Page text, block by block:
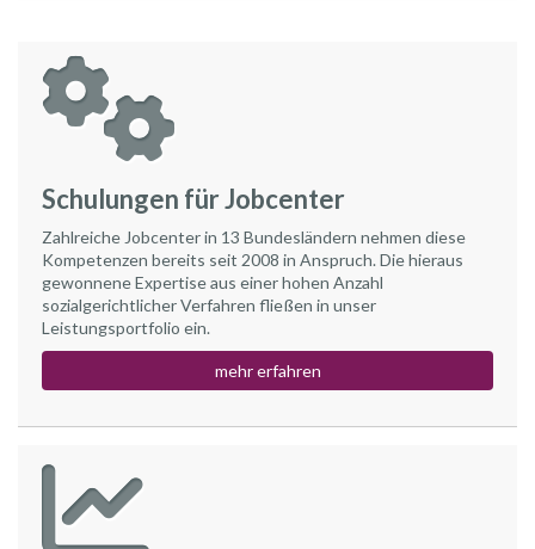
Schulungen für Jobcenter
Zahlreiche Jobcenter in 13 Bundesländern nehmen diese
Kompetenzen bereits seit 2008 in Anspruch. Die hieraus
gewonnene Expertise aus einer hohen Anzahl
sozialgerichtlicher Verfahren fließen in unser
Leistungsportfolio ein.
mehr erfahren